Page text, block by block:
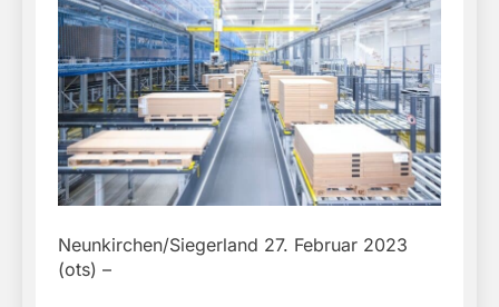
Neunkirchen/Siegerland 27. Februar 2023
(ots) –